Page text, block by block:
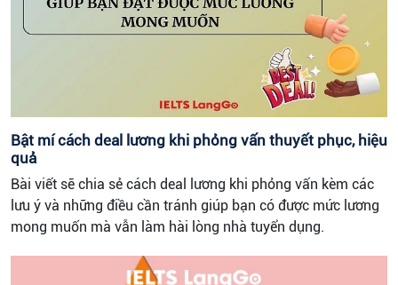
Bật mí cách deal lương khi phỏng vấn thuyết phục, hiệu
quả
Bài viết sẽ chia sẻ cách deal lương khi phỏng vấn kèm các
lưu ý và những điều cần tránh giúp bạn có được mức lương
mong muốn mà vẫn làm hài lòng nhà tuyển dụng.